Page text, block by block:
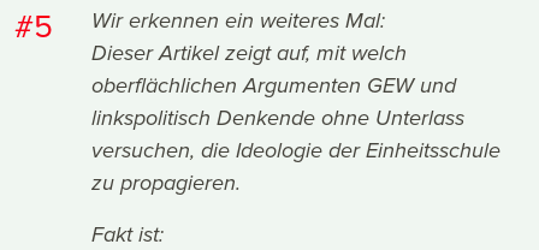
#5
Wir erkennen ein weiteres Mal:
Dieser Artikel zeigt auf, mit welch
oberflächlichen Argumenten GEW und
linkspolitisch Denkende ohne Unterlass
versuchen, die Ideologie der Einheitsschule
zu propagieren.
Fakt ist: